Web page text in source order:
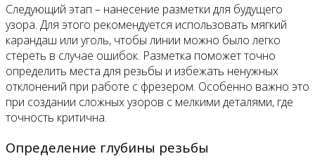
Следующий этап – нанесение разметки для будущего
узора. Для этого рекомендуется использовать мягкий
карандаш или уголь, чтобы линии можно было легко
стереть в случае ошибок. Разметка поможет точно
определить места для резьбы и избежать ненужных
отклонений при работе с фрезером. Особенно важно это
при создании сложных узоров с мелкими деталями, где
точность критична.
Определение глубины резьбы